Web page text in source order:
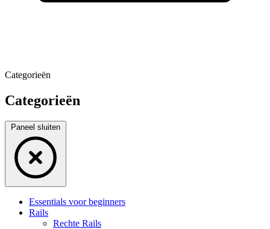
Categorieën
Categorieën
Paneel sluiten
Essentials voor beginners
Rails
Rechte Rails